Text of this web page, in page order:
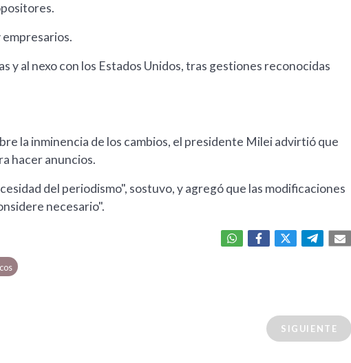
y al nexo con los Estados Unidos, tras gestiones reconocidas
la inminencia de los cambios, el presidente Milei advirtió que
hacer anuncios.
del periodismo", sostuvo, y agregó que las modificaciones
necesario".
SIGUIENTE